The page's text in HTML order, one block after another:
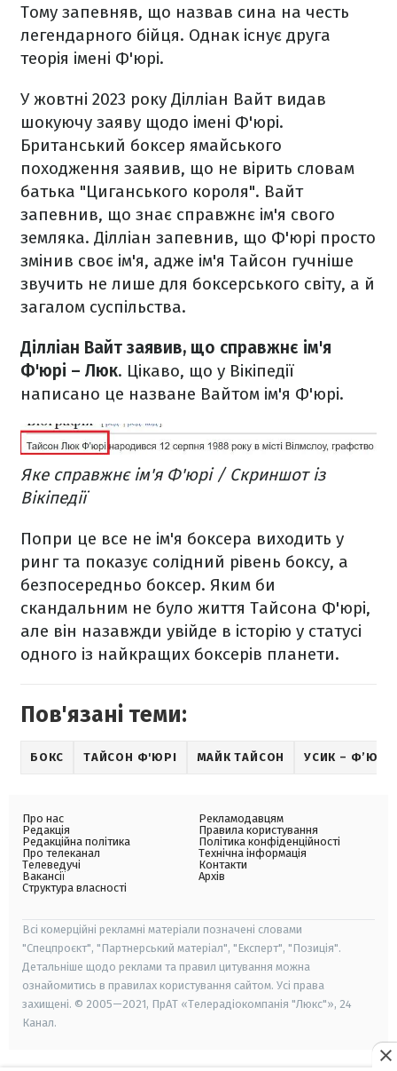
Тому запевняв, що назвав сина на честь
легендарного бійця. Однак існує друга
теорія імені Ф'юрі.
У жовтні 2023 року Ділліан Вайт видав
шокуючу заяву щодо імені Ф'юрі.
Британський боксер ямайського
походження заявив, що не вірить словам
батька "Циганського короля". Вайт
запевнив, що знає справжнє ім'я свого
земляка. Ділліан запевнив, що Ф'юрі просто
змінив своє ім'я, адже ім'я Тайсон гучніше
звучить не лише для боксерського світу, а й
загалом суспільства.
Ділліан Вайт заявив, що справжнє ім'я
Ф'юрі – Люк. Цікаво, що у Вікіпедії
написано це назване Вайтом ім'я Ф'юрі.
Яке справжнє ім'я Ф'юрі / Скриншот із
Вікіпедії
Попри це все не ім'я боксера виходить у
ринг та показує солідний рівень боксу, а
безпосередньо боксер. Яким би
скандальним не було життя Тайсона Ф'юрі,
але він назавжди увійде в історію у статусі
одного із найкращих боксерів планети.
Пов'язані теми:
БОКС ТАЙСОН Ф'ЮРІ МАЙК ТАЙСОН УСИК – Ф’ЮРІ
Про нас
Редакція
Редакційна політика
Про телеканал
Телеведучі
Вакансії
Структура власності
Рекламодавцям
Правила користування
Політика конфіденційності
Технічна інформація
Контакти
Архів
Всі комерційні рекламні матеріали позначені словами
"Спецпроєкт", "Партнерський матеріал", "Експерт", "Позиція".
Детальніше щодо реклами та правил цитування можна
ознайомитись в правилах користування сайтом. Усі права
захищені. © 2005—2021, ПрАТ «Телерадіокомпанія "Люкс"», 24
Канал.